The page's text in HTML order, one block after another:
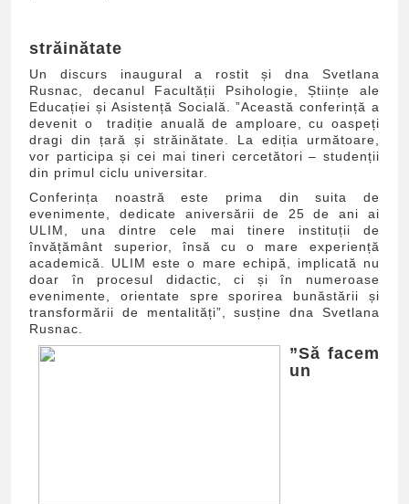
străinătate
Un discurs inaugural a rostit și dna Svetlana
Rusnac, decanul Facultății Psihologie, Științe ale
Educației și Asistență Socială. ”Această conferință a
devenit o tradiție anuală de amploare, cu oaspeți
dragi din țară și străinătate. La ediția următoare,
vor participa și cei mai tineri cercetători – studenții
din primul ciclu universitar.
Conferința noastră este prima din suita de
evenimente, dedicate aniversării de 25 de ani ai
ULIM, una dintre cele mai tinere instituții de
învățământ superior, însă cu o mare experiență
academică. ULIM este o mare echipă, implicată nu
doar în procesul didactic, ci și în numeroase
evenimente, orientate spre sporirea bunăstării și
transformării de mentalități”, susține dna Svetlana
Rusnac.
”Să facem
un